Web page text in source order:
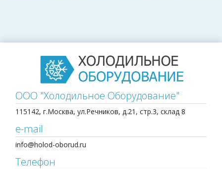
ООО "Холодильное Оборудование"
115142, г.Москва, ул.Речников, д.21, стр.3, склад 8
e-mail
info@holod-oborud.ru
Телефон